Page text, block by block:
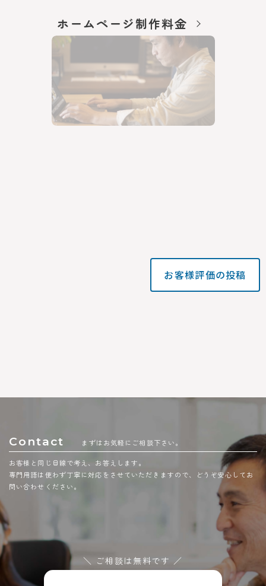
ホームページ制作料金
お客様評価の投稿
Contact まずはお気軽にご相談下さい。
お客様と同じ目線で考え、お答えします。
専門用語は使わず丁寧に対応をさせていただきますので、どうぞ安心してお
問い合わせください。
＼ ご相談は無料です ／